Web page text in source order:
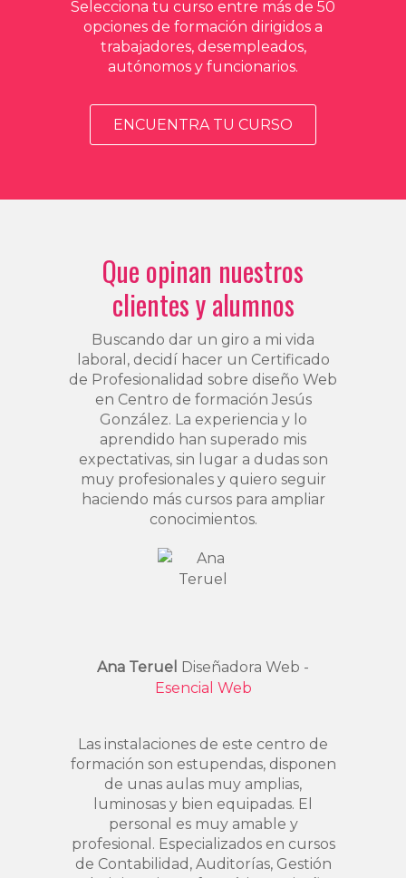
Selecciona tu curso entre más de 50
opciones de formación dirigidos a
trabajadores, desempleados,
autónomos y funcionarios.
ENCUENTRA TU CURSO
Que opinan nuestros
clientes y alumnos
Buscando dar un giro a mi vida
laboral, decidí hacer un Certificado
de Profesionalidad sobre diseño Web
en Centro de formación Jesús
González. La experiencia y lo
aprendido han superado mis
expectativas, sin lugar a dudas son
muy profesionales y quiero seguir
haciendo más cursos para ampliar
conocimientos.
Ana Teruel Diseñadora Web -
Esencial Web
Las instalaciones de este centro de
formación son estupendas, disponen
de unas aulas muy amplias,
luminosas y bien equipadas. El
personal es muy amable y
profesional. Especializados en cursos
de Contabilidad, Auditorías, Gestión